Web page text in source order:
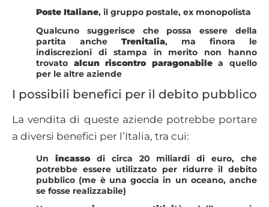
Poste Italiane, il gruppo postale, ex monopolista
Qualcuno suggerisce che possa essere della
partita anche Trenitalia, ma finora le
indiscrezioni di stampa in merito non hanno
trovato alcun riscontro paragonabilea quello
per le altre aziende
I possibili benefici per il debito pubblico
La vendita di queste aziende potrebbe portare
a diversi benefici per l’Italia, tra cui:
Un incasso di circa 20 miliardi di euro, che
potrebbe essere utilizzato per ridurre il debito
pubblico (me è una goccia in un oceano, anche
se fosse realizzabile)